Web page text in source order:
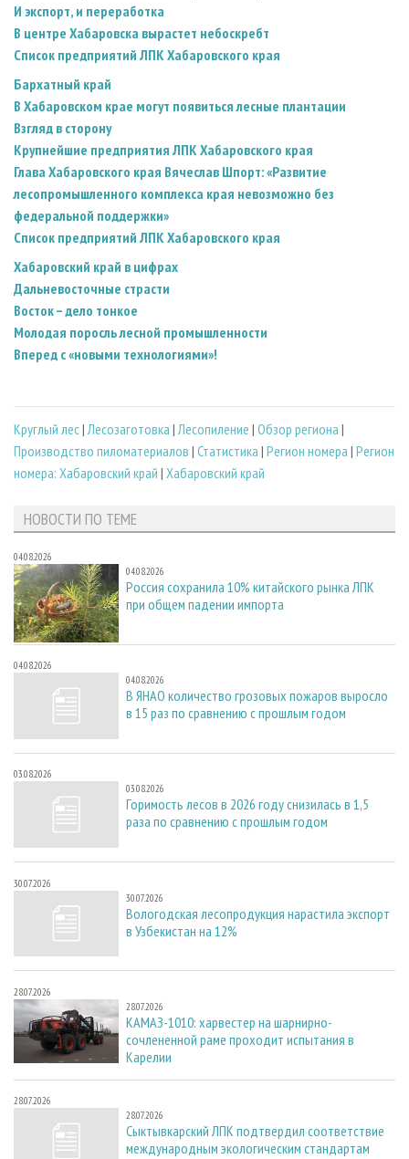
И экспорт, и переработка
В центре Хабаровска вырастет небоскребт
Список предприятий ЛПК Хабаровского края
Бархатный край
В Хабаровском крае могут появиться лесные плантации
Взгляд в сторону
Крупнейшие предприятия ЛПК Хабаровского края
Глава Хабаровского края Вячеслав Шпорт: «Развитие
лесопромышленного комплекса края невозможно без
федеральной поддержки»
Список предприятий ЛПК Хабаровского края
Хабаровский край в цифрах
Дальневосточные страсти
Восток – делo тонкое
Молодая поросль лесной промышленности
Вперед с «новыми технологиями»!
Круглый лес|Лесозаготовка |Лесопиление | Обзор региона |
Производство пиломатериалов | Статистика | Регион номера | Регион
номера: Хабаровский край | Хабаровский край
НОВОСТИ ПО ТЕМЕ
04.08.2026
04.08.2026
Россия сохранила 10% китайского рынка ЛПК
при общем падении импорта
04.08.2026
04.08.2026
В ЯНАО количество грозовых пожаров выросло
в 15 раз по сравнению с прошлым годом
03.08.2026
03.08.2026
Горимость лесов в 2026 году снизилась в 1,5
раза по сравнению с прошлым годом
30.07.2026
30.07.2026
Вологодская лесопродукция нарастила экспорт
в Узбекистан на 12%
28.07.2026
28.07.2026
КАМАЗ-1010: харвестер на шарнирно-
сочлененной раме проходит испытания в
Карелии
28.07.2026
28.07.2026
Сыктывкарский ЛПК подтвердил соответствие
международным экологическим стандартам